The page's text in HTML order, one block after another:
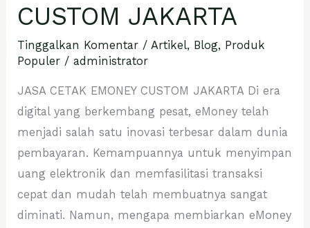
CUSTOM JAKARTA
Tinggalkan Komentar /Artikel, Blog, Produk
Populer /administrator
JASA CETAK EMONEY CUSTOM JAKARTA Di era
digital yang berkembang pesat, eMoney telah
menjadi salah satu inovasi terbesar dalam dunia
pembayaran. Kemampuannya untuk menyimpan
uang elektronik dan memfasilitasi transaksi
cepat dan mudah telah membuatnya sangat
diminati. Namun, mengapa membiarkan eMoney
JAKARTA